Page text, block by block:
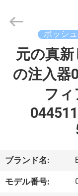
へ
ビ
デ
Copyright
Dongguan
Guanlian
ボッシ
元の真
の注入器
フ
ブランド名:
モデル番号: